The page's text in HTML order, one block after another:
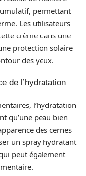
permettant
Les utilisateurs
crème dans une
protection solaire
des yeux.
de l’hydratation
l’hydratation
qu’une peau bien
des cernes
un spray hydratant
peut également